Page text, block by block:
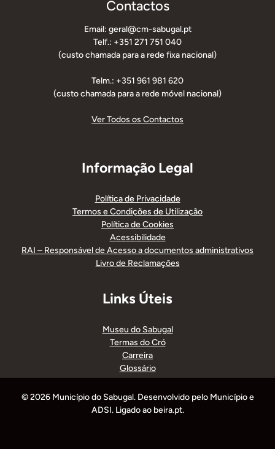
Contactos
Email: geral@cm-sabugal.pt
Telf.: +351 271 751 040
(custo chamada para a rede fixa nacional)
Telm.: +351 961 981 620
(custo chamada para a rede móvel nacional)
Ver Todos os Contactos
Informação Legal
Política de Privacidade
Termos e Condições de Utilização
Política de Cookies
Acessibilidade
RAI – Responsável de Acesso a documentos administrativos
Livro de Reclamações
Links Úteis
Museu do Sabugal
Termas do Cró
Carreira
Glossário
© 2026 Município do Sabugal. Desenvolvido pelo Município e
ADSI. Ligado ao beira.pt.